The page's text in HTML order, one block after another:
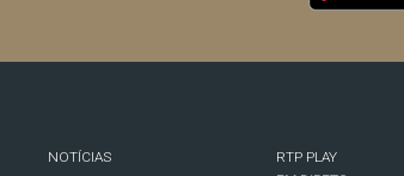
NOTÍCIAS
RTP PLAY